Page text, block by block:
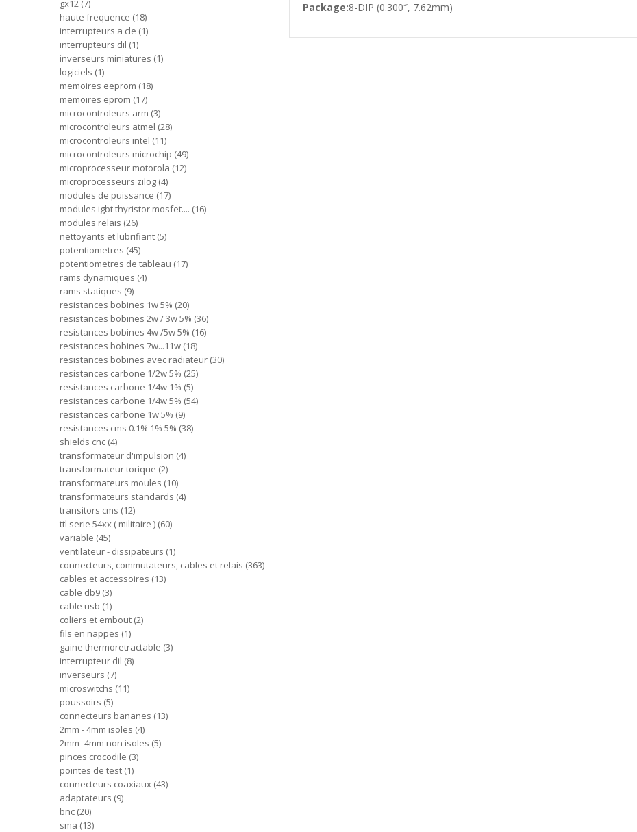
Package:8-DIP (0.300″, 7.62mm)
gx12 7
haute frequence 18
interrupteurs a cle 1
interrupteurs dil 1
inverseurs miniatures 1
logiciels 1
memoires eeprom 18
memoires eprom 17
microcontroleurs arm 3
microcontroleurs atmel 28
microcontroleurs intel 11
microcontroleurs microchip 49
microprocesseur motorola 12
microprocesseurs zilog 4
modules de puissance 17
modules igbt thyristor mosfet.... 16
modules relais 26
nettoyants et lubrifiant 5
potentiometres 45
potentiometres de tableau 17
rams dynamiques 4
rams statiques 9
resistances bobines 1w 5% 20
resistances bobines 2w / 3w 5% 36
resistances bobines 4w /5w 5% 16
resistances bobines 7w...11w 18
resistances bobines avec radiateur 30
resistances carbone 1/2w 5% 25
resistances carbone 1/4w 1% 5
resistances carbone 1/4w 5% 54
resistances carbone 1w 5% 9
resistances cms 0.1% 1% 5% 38
shields cnc 4
transformateur d'impulsion 4
transformateur torique 2
transformateurs moules 10
transformateurs standards 4
transitors cms 12
ttl serie 54xx ( militaire ) 60
variable 45
ventilateur - dissipateurs 1
connecteurs, commutateurs, cables et relais 363
cables et accessoires 13
cable db9 3
cable usb 1
coliers et embout 2
fils en nappes 1
gaine thermoretractable 3
interrupteur dil 8
inverseurs 7
microswitchs 11
poussoirs 5
connecteurs bananes 13
2mm - 4mm isoles 4
2mm -4mm non isoles 5
pinces crocodile 3
pointes de test 1
connecteurs coaxiaux 43
adaptateurs 9
bnc 20
sma 13